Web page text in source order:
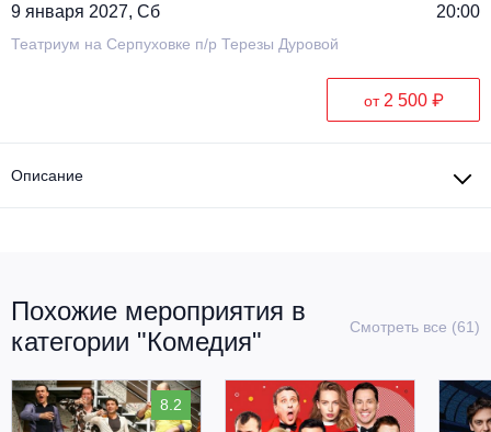
9 января 2027, Сб 20:00
Театриум на Серпуховке п/р Терезы Дуровой
от 2 500 ₽
Описание
Похожие мероприятия в
категории "Комедия"
Смотреть все (61)
8.2